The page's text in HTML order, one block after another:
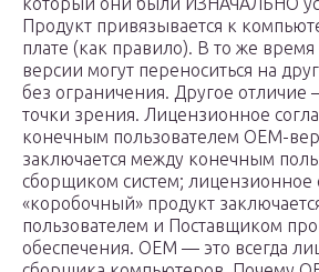
Продукт привязывается к
плате (как правило). В то же
версии могут переноситься на
без ограничения. Другое
точки зрения. Лицензионное
конечным пользователем OEM-
заключается между конечным
сборщиком систем; лицензионное
«коробочный» продукт
пользователем и Поставщиком
обеспечения. OEM — это всегда